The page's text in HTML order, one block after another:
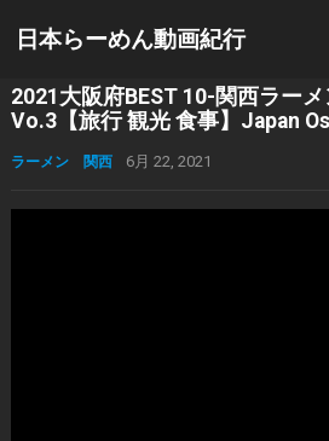
日本らーめん動画紀行
2021大阪府BEST 10-関西ラー
Vo.3【旅行 観光 食事】Japan
ラーメン 関西 6月 22, 2021